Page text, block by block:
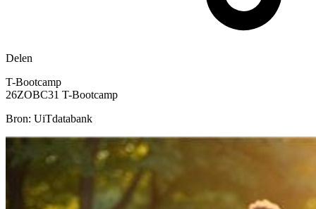
Delen
T-Bootcamp
26ZOBC31 T-Bootcamp
Bron: UiTdatabank